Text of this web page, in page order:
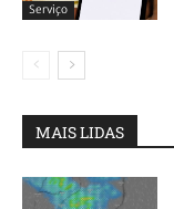
Serviço
MAIS LIDAS